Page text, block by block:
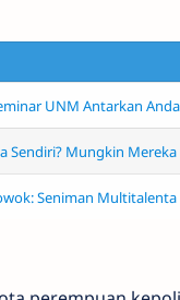
UNM Antarkan
Sendiri? Mungkin
Seniman Multitalenta